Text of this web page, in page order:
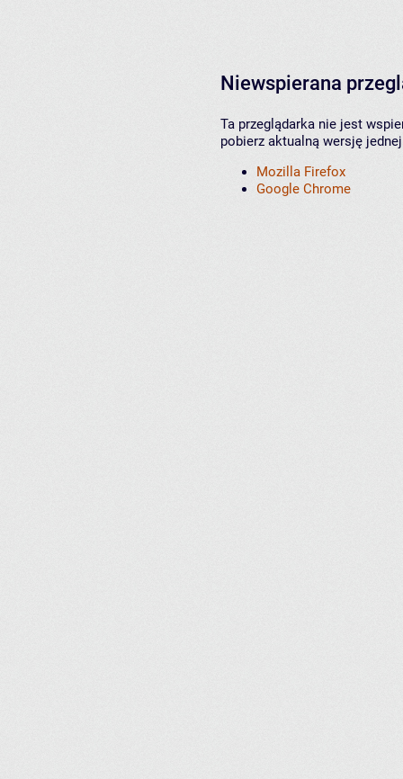
Niewspierana
Ta przeglądarka nie jest
pobierz aktualną wersję
Mozilla Firefox
Google Chrome